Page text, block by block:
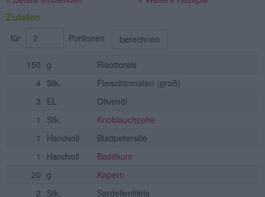
Zutaten
für Portionen berechnen
150 g
Risottoreis
4 Stk. Fleischtomaten (groß)
3 EL
Olivenöl
1
Stk.
Knoblauchzehe
1
Handvoll
Blattpetersilie
1
Handvoll
Basilikum
20 g
Kapern
2 Stk.
Sardellenfilets